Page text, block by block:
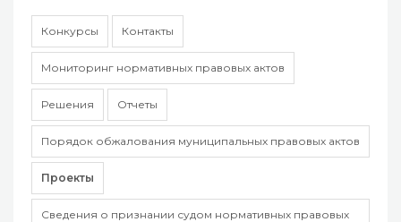
Конкурсы Контакты
Мониторинг нормативных правовых актов
Решения Отчеты
Порядок обжалования муниципальных правовых актов
Проекты
Сведения о признании судом нормативных правовых